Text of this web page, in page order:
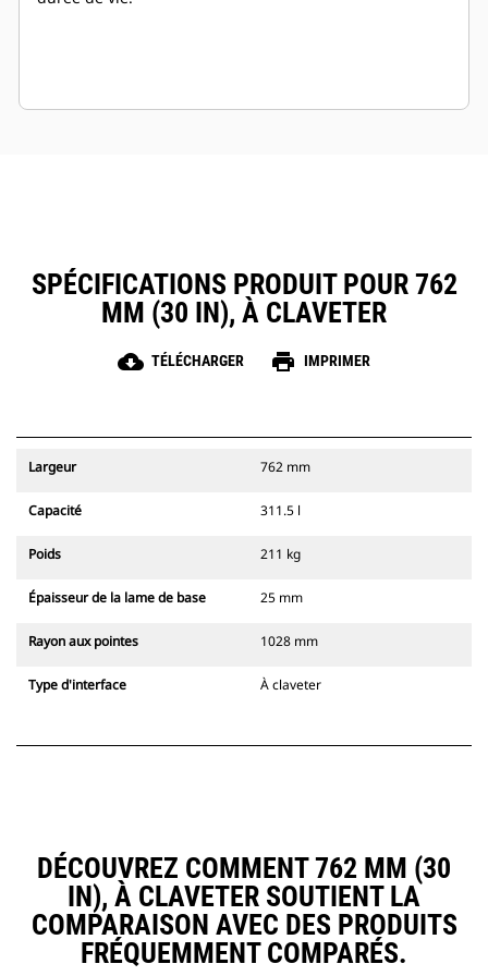
SPÉCIFICATIONS PRODUIT POUR 762
MM (30 IN), À CLAVETER
cloud_download TÉLÉCHARGER print IMPRIMER
Largeur 762 mm
Capacité 311.5 l
Poids 211 kg
Épaisseur de la lame de base 25 mm
Rayon aux pointes 1028 mm
Type d'interface À claveter
DÉCOUVREZ COMMENT 762 MM (30
IN), À CLAVETER SOUTIENT LA
COMPARAISON AVEC DES PRODUITS
FRÉQUEMMENT COMPARÉS.